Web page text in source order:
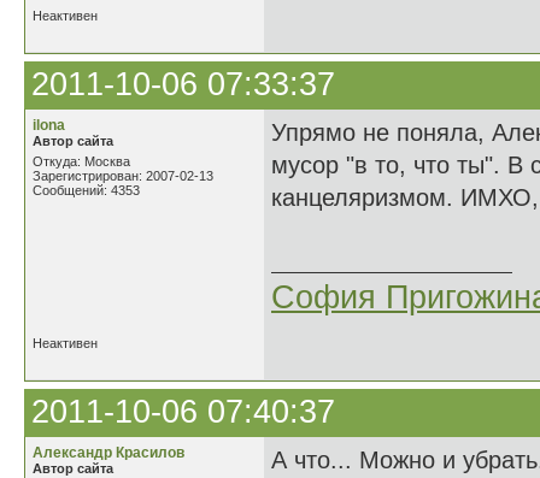
Неактивен
2011-10-06 07:33:37
ilona
Автор сайта
Откуда: Москва
Зарегистрирован: 2007-02-13
Сообщений: 4353
Упрямо не поняла,
мусор "в то, что ты". В
канцеляризмом. ИМХО,
София
Неактивен
2011-10-06 07:40:37
Александр Красилов
Автор сайта
А что... Можно и